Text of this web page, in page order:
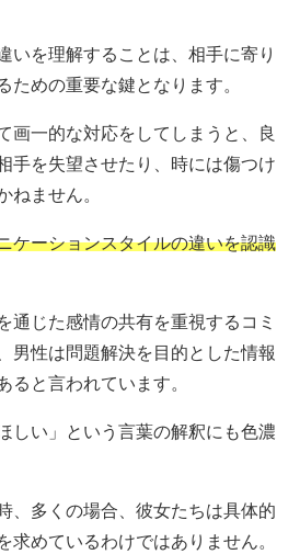
いを理解することは、相手に寄り
ための重要な鍵となります。
画一的な対応をしてしまうと、良
手を失望させたり、時には傷つけ
ねません。
ケーションスタイルの違いを認識
通じた感情の共有を重視するコミ
男性は問題解決を目的とした情報
ると言われています。
しい」という言葉の解釈にも色濃
、多くの場合、彼女たちは具体的
求めているわけではありません。